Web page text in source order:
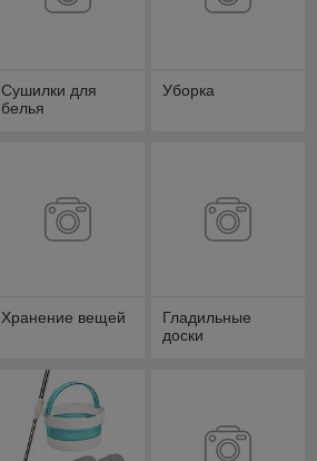
Сушилки для
белья
Уборка
Хранение вещей
Гладильные
доски